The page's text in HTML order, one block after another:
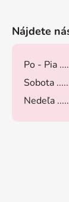
Nájdete
Po - Pia
Sobota
Nedeľa